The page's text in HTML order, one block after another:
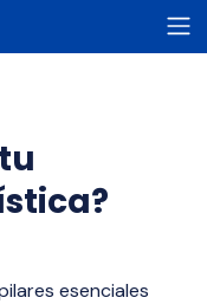
esenciales